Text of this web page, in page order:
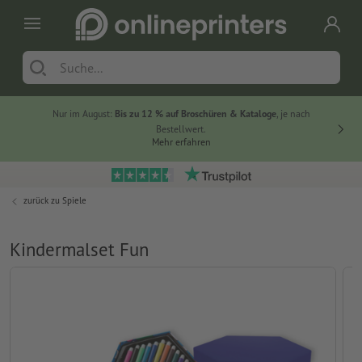
Nur im August: Bis zu 12 % auf Broschüren & Kataloge, je nach
Bestellwert.
Mehr erfahren
zurück zu Spiele
Kindermalset Fun